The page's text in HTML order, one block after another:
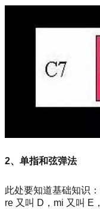
2、单指和弦弹法
此处要知道基础知识
re 又叫 D，mi 又叫 E